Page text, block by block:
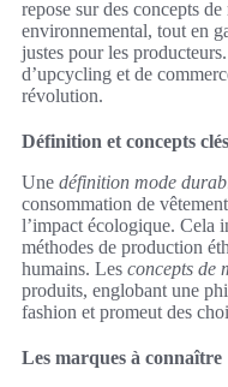
repose sur des concepts
environnemental, tout en
justes pour les
d’upcycling et de
révolution.
Définition et concepts clés
Une définition mode
consommation de
l’impact écologique. Cela
méthodes de production
humains. Les concepts de
produits, englobant une
fashion et promeut des
Les marques à connaître